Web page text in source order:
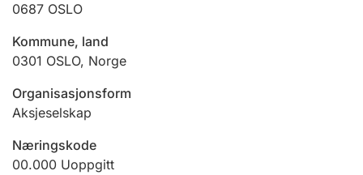
Jeger
Ektepaktveileder
Offentlig sektor
0687 OSLO
Kommune, land
0301 OSLO, Norge
Organisasjonsform
Aksjeselskap
Næringskode
00.000 Uoppgitt